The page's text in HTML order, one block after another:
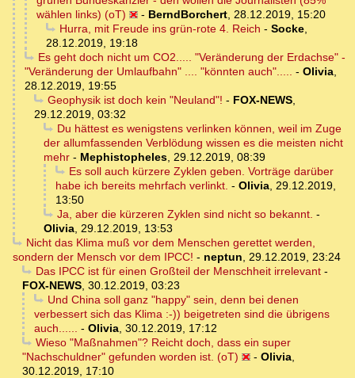
wählen links) (oT)
- BerndBorchert 28.12.2019, 15:20
Hurra, mit Freude ins grün-rote 4. Reich - Socke,
28.12.2019, 19:18
Es geht doch nicht um CO2..... "Veränderung der Erdachse" -
"Veränderung der Umlaufbahn" .... "könnten auch".....
- Olivia
28.12.2019, 19:55
Geophysik ist doch kein "Neuland"! - FOX-NEWS,
29.12.2019, 03:32
Du hättest es wenigstens verlinken können, weil im Zuge
der allumfassenden Verblödung wissen es die meisten nicht
mehr - Mephistopheles 29.12.2019, 08:39
Es soll auch kürzere Zyklen geben. Vorträge darüber
habe ich bereits mehrfach verlinkt. - Olivia 29.12.2019,
13:50
Ja, aber die kürzeren Zyklen sind nicht so bekannt. -
Olivia 29.12.2019, 13:53
Nicht das Klima muß vor dem Menschen gerettet werden,
sondern der Mensch vor dem IPCC! - neptun
29.12.2019, 23:24
Das IPCC ist für einen Großteil der Menschheit irrelevant-
FOX-NEWS 30.12.2019, 03:23
Und China soll ganz "happy" sein, denn bei denen
verbessert sich das Klima :-)) beigetreten sind die übrigens
auch......
- Olivia 30.12.2019, 17:12
Wieso "Maßnahmen"? Reicht doch, dass ein super
"Nachschuldner" gefunden worden ist. (oT)
- Olivia
30.12.2019, 17:10